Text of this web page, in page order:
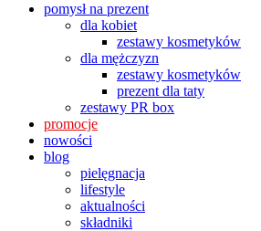
pomysł na prezent
dla kobiet
zestawy kosmetyków
dla mężczyzn
zestawy kosmetyków
prezent dla taty
zestawy PR box
promocje
nowości
blog
pielęgnacja
lifestyle
aktualności
składniki